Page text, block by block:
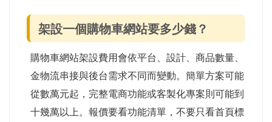
架設一個購物車網站要多少錢？
購物車網站架設費用會依平台、設計、商品數量、
金物流串接與後台需求不同而變動。簡單方案可能
從數萬元起，完整電商功能或客製化專案則可能到
十幾萬以上。報價要看功能清單，不要只看首頁標